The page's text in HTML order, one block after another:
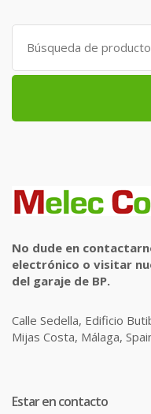
Search
for:
No dude en
electrónico o visitar
del garaje de BP.
Calle Sedella, Edificio
Mijas Costa, Málaga,
Estar en contacto